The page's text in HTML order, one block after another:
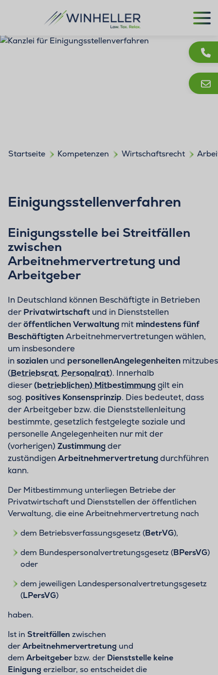
Startseite Kompetenzen Wirtschaftsrecht
Einigungsstellenverfahren
Einigungsstelle bei Streitfällen
zwischen
Arbeitnehmervertretung und
Arbeitgeber
In Deutschland können Beschäftigte in Betrieben
der Privatwirtschaft und in Dienststellen
deröffentlichen Verwaltung mit mindestens fünf
BeschäftigtenArbeitnehmervertretungen wählen,
um insbesondere
in sozialen und personellenAngelegenheiten
(Betriebsrat, Personalrat). Innerhalb
dieser(betrieblichen) Mitbestimmunggilt ein
sog. positives Konsensprinzip. Dies bedeutet, dass
der Arbeitgeber bzw. die Dienststellenleitung
bestimmte, gesetzlich festgelegte soziale und
personelle Angelegenheiten nur mit der
(vorherigen) Zustimmungder
zuständigen Arbeitnehmervertretungdurchführen
kann.
Der Mitbestimmung unterliegen Betriebe der
Privatwirtschaft und Dienststellen der öffentlichen
Verwaltung, die eine Arbeitnehmervertretung nach
dem Betriebsverfassungsgesetz (BetrVG),
dem Bundespersonalvertretungsgesetz (BPersVG)
oder
dem jeweiligen Landespersonalvertretungsgesetz
(LPersVG)
haben.
Ist in Streitfällen zwischen
derArbeitnehmervertretung und
dem Arbeitgeber bzw. der Dienststelle keine
Einigung erzielbar, so entscheidet die